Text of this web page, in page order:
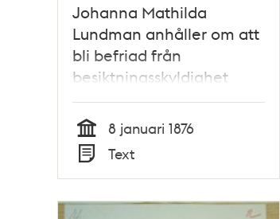
Johanna Mathilda
Lundman anhåller om att
bli befriad från
besiktningsskyldighet
Tid
8 januari 1876
Typ
Text